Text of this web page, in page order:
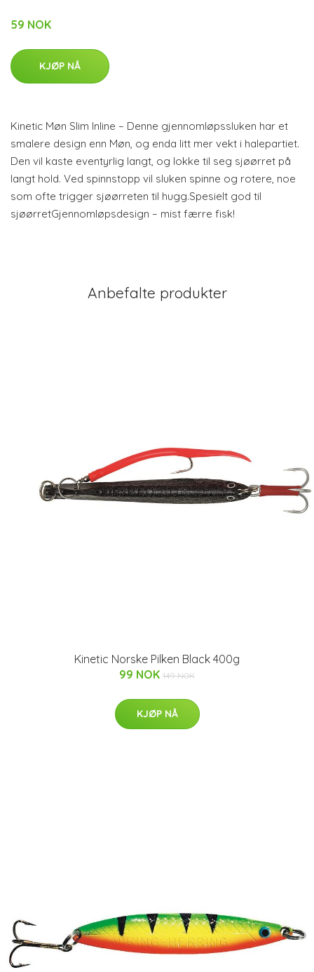
59 NOK
KJØP NÅ
Kinetic Møn Slim Inline – Denne gjennomløpssluken har et
smalere design enn Møn, og enda litt mer vekt i halepartiet.
Den vil kaste eventyrlig langt, og lokke til seg sjøørret på
langt hold. Ved spinnstopp vil sluken spinne og rotere, noe
som ofte trigger sjøørreten til hugg.Spesielt god til
sjøørretGjennomløpsdesign – mist færre fisk!
Anbefalte produkter
Kinetic Norske Pilken Black 400g
99 NOK 149 NOK
KJØP NÅ